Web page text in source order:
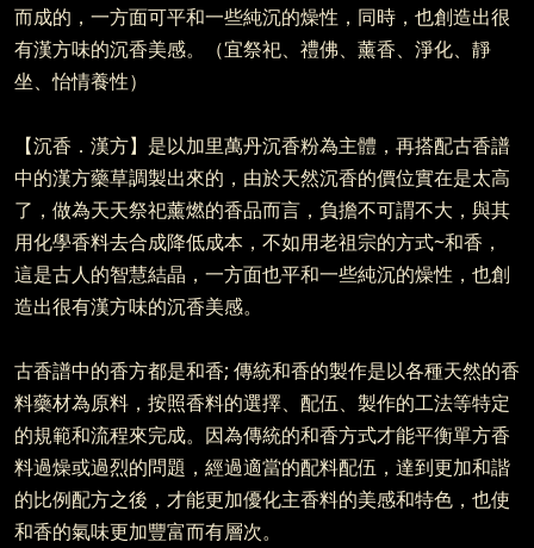
而成的，一方面可平和一些純沉的燥性，同時，也創造出很
有漢方味的沉香美感。（宜祭祀、禮佛、薰香、淨化、靜
坐、怡情養性）
【沉香．漢方】是以加里萬丹沉香粉為主體，再搭配古香譜
中的漢方藥草調製出來的，由於天然沉香的價位實在是太高
了，做為天天祭祀薰燃的香品而言，負擔不可謂不大，與其
用化學香料去合成降低成本，不如用老祖宗的方式~和香，
這是古人的智慧結晶，一方面也平和一些純沉的燥性，也創
造出很有漢方味的沉香美感。
古香譜中的香方都是和香; 傳統和香的製作是以各種天然的香
料藥材為原料，按照香料的選擇、配伍、製作的工法等特定
的規範和流程來完成。因為傳統的和香方式才能平衡單方香
料過燥或過烈的問題，經過適當的配料配伍，達到更加和諧
的比例配方之後，才能更加優化主香料的美感和特色，也使
和香的氣味更加豐富而有層次。